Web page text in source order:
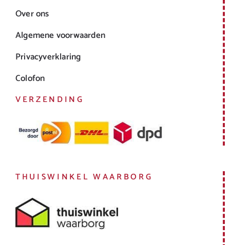
Over ons
Algemene voorwaarden
Privacyverklaring
Colofon
VERZENDING
THUISWINKEL WAARBORG